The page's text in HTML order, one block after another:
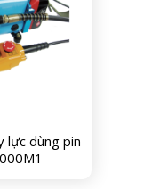
lực dùng pin